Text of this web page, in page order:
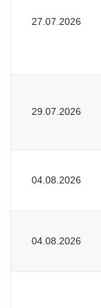
27.07.2026
29.07.2026
04.08.2026
04.08.2026